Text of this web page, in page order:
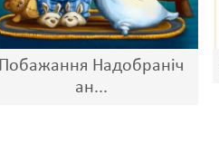
Побажання Надобраніч
ан...